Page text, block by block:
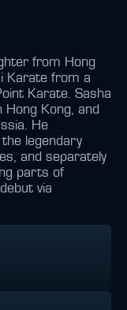
from Hong
Karate from a
Karate. Sasha
Hong Kong, and
He
legendary
and separately
parts of
via